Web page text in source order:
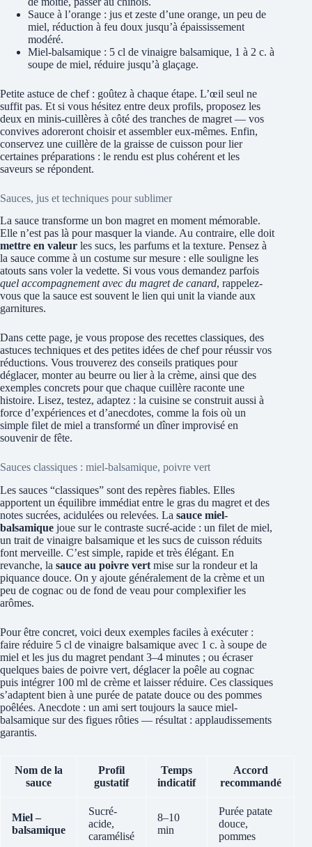
Sauce à l’orange : jus et zeste d’une orange, un peu de
miel, réduction à feu doux jusqu’à épaississement
modéré.
Miel-balsamique : 5 cl de vinaigre balsamique, 1 à 2 c. à
soupe de miel, réduire jusqu’à glaçage.
Petite astuce de chef : goûtez à chaque étape. L’œil seul ne
suffit pas. Et si vous hésitez entre deux profils, proposez les
deux en minis-cuillères à côté des tranches de magret — vos
convives adoreront choisir et assembler eux-mêmes. Enfin,
conservez une cuillère de la graisse de cuisson pour lier
certaines préparations : le rendu est plus cohérent et les
saveurs se répondent.
Sauces, jus et techniques pour sublimer
La sauce transforme un bon magret en moment mémorable.
Elle n’est pas là pour masquer la viande. Au contraire, elle doit
mettre en valeur les sucs, les parfums et la texture. Pensez à
la sauce comme à un costume sur mesure : elle souligne les
atouts sans voler la vedette. Si vous vous demandez parfois
quel accompagnement avec du magret de canard, rappelez-
vous que la sauce est souvent le lien qui unit la viande aux
garnitures.
Dans cette page, je vous propose des recettes classiques, des
astuces techniques et des petites idées de chef pour réussir vos
réductions. Vous trouverez des conseils pratiques pour
déglacer, monter au beurre ou lier à la crème, ainsi que des
exemples concrets pour que chaque cuillère raconte une
histoire. Lisez, testez, adaptez : la cuisine se construit aussi à
force d’expériences et d’anecdotes, comme la fois où un
simple filet de miel a transformé un dîner improvisé en
souvenir de fête.
Sauces classiques : miel-balsamique, poivre vert
Les sauces “classiques” sont des repères fiables. Elles
apportent un équilibre immédiat entre le gras du magret et des
notes sucrées, acidulées ou relevées. La sauce miel-
balsamique joue sur le contraste sucré-acide : un filet de miel,
un trait de vinaigre balsamique et les sucs de cuisson réduits
font merveille. C’est simple, rapide et très élégant. En
revanche, la sauce au poivre vert mise sur la rondeur et la
piquance douce. On y ajoute généralement de la crème et un
peu de cognac ou de fond de veau pour complexifier les
arômes.
Pour être concret, voici deux exemples faciles à exécuter :
faire réduire 5 cl de vinaigre balsamique avec 1 c. à soupe de
miel et les jus du magret pendant 3–4 minutes ; ou écraser
quelques baies de poivre vert, déglacer la poêle au cognac
puis intégrer 100 ml de crème et laisser réduire. Ces classiques
s’adaptent bien à une purée de patate douce ou des pommes
poêlées. Anecdote : un ami sert toujours la sauce miel-
balsamique sur des figues rôties — résultat : applaudissements
garantis.
Nom de la
sauce
Profil
gustatif
Temps
indicatif
Accord
recommandé
Miel –
balsamique
Sucré-
acide,
caramélisé
8–10
min
Purée patate
douce,
pommes